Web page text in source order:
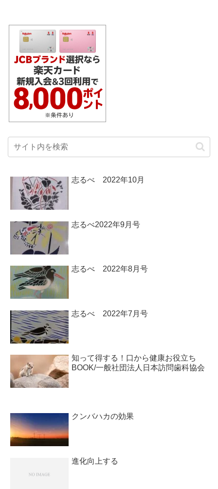
志るべ 2022年10月
志るべ2022年9月号
志るべ 2022年8月号
志るべ 2022年7月号
知って得する！口から健康お役立ち
BOOK/一般社団法人日本訪問歯科協会￼
クンバハカの効果
進化向上する